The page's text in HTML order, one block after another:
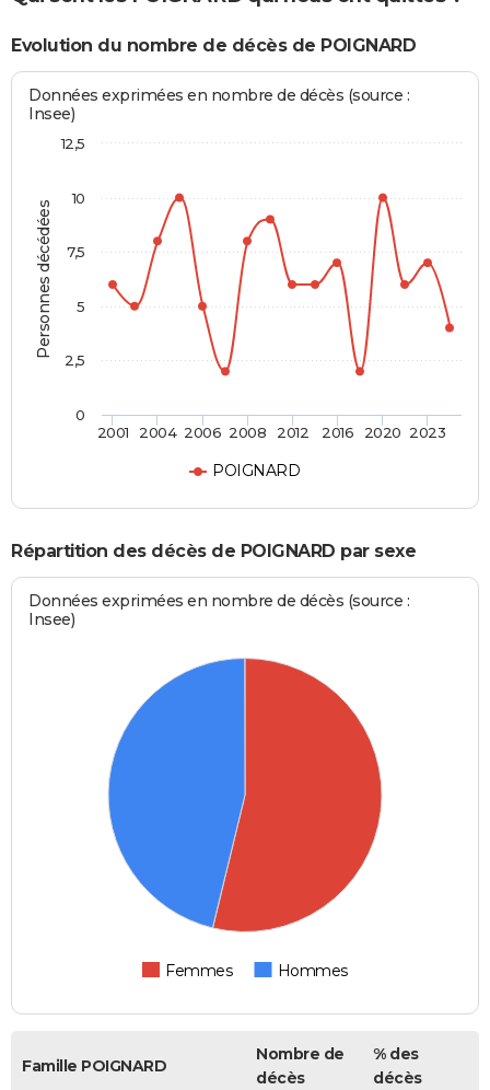
Evolution du nombre de décès de POIGNARD
Personnes décédées
Données exprimées en nombre de décès (source :
Insee)
POIGNARD
2001 2004 2006 2008 2012 2016 2020 2023
0
2,5
5
7,5
10
12,5
Répartition des décès de POIGNARD par sexe
Données exprimées en nombre de décès (source :
Insee)
Femmes Hommes
Famille POIGNARD
Nombre de
décès
% des
décès